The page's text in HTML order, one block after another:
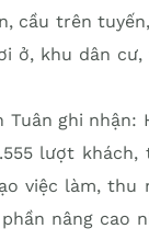
cầu trên
ở, khu dân
Tuân ghi
lượt khách,
việc làm, thu
nâng cao